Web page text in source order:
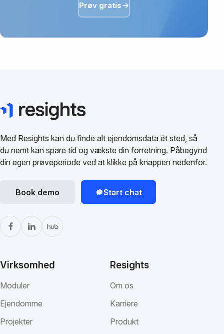
Prøv gratis
Med Resights kan du finde alt ejendomsdata ét sted, så
du nemt kan spare tid og vækste din forretning. Påbegynd
din egen prøveperiode ved at klikke på knappen nedenfor.
Book demo Start chat
Virksomhed
Moduler
Ejendomme
Projekter
Resights
Om os
Karriere
Produkt